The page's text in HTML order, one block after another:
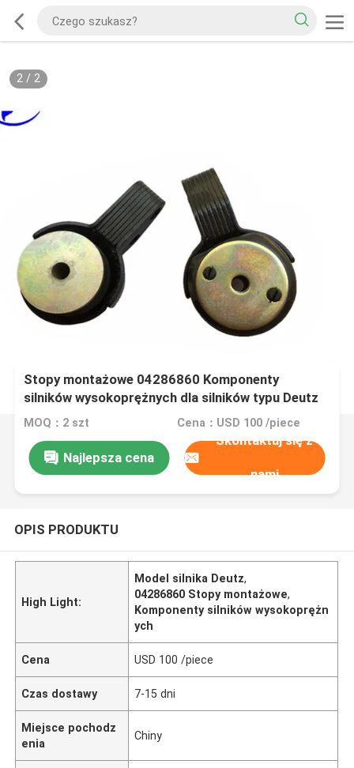
2/ 2
Stopy montażowe 04286860 Komponenty
silników wysokoprężnych dla silników typu Deutz
MOQ：2 szt Cena：USD 100 /piece
Najlepsza cena
Skontaktuj się z
nami
OPIS PRODUKTU
High Light:
Model silnika Deutz,
04286860 Stopy montażowe,
Komponenty silników wysokoprężn
ych
Cena USD 100 /piece
Czas dostawy 7-15 dni
Miejsce pochodz
enia
Chiny